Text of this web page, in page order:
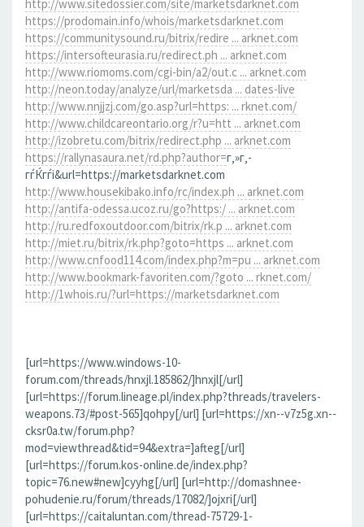
http://www.sitedossier.com/site/marketsdarknet.com
https://prodomain.info/whois/marketsdarknet.com
https://communitysound.ru/bitrix/redire ... arknet.com
https://intersofteurasia.ru/redirect.ph ... arknet.com
http://www.riomoms.com/cgi-bin/a2/out.c ... arknet.com
http://neon.today/analyze/url/marketsda ... dates-live
http://www.nnjjzj.com/go.asp?url=https: ... rknet.com/
http://www.childcareontario.org/r?u=htt ... arknet.com
http://izobretu.com/bitrix/redirect.php ... arknet.com
https://rallynasaura.net/rd.php?author=г‚»г‚­
гѓЌгѓі&url=https://marketsdarknet.com
http://www.housekibako.info/rc/index.ph ... arknet.com
http://antifa-odessa.ucoz.ru/go?https:/ ... arknet.com
http://ru.redfoxoutdoor.com/bitrix/rk.p ... arknet.com
http://miet.ru/bitrix/rk.php?goto=https ... arknet.com
http://www.cnfood114.com/index.php?m=pu ... arknet.com
http://www.bookmark-favoriten.com/?goto ... rknet.com/
http://1whois.ru/?url=https://marketsdarknet.com
[url=https://www.windows-10-
forum.com/threads/hnxjl.185862/]hnxjl[/url]
[url=https://forum.lineage.pl/index.php?threads/travelers-
weapons.73/#post-565]qohpy[/url] [url=https://xn--v7z5g.xn--
cksr0a.tw/forum.php?
mod=viewthread&tid=94&extra=]afteg[/url]
[url=https://forum.kos-online.de/index.php?
topic=76.new#new]cyyhg[/url] [url=http://domashnee-
pohudenie.ru/forum/threads/17082/]ojxri[/url]
[url=https://caitaluntan.com/thread-75729-1-